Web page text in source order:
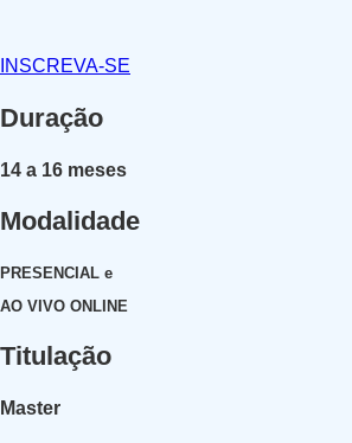
INSCREVA-SE
Duração
14 a 16 meses
Modalidade
PRESENCIAL e
AO VIVO ONLINE
Titulação
Master